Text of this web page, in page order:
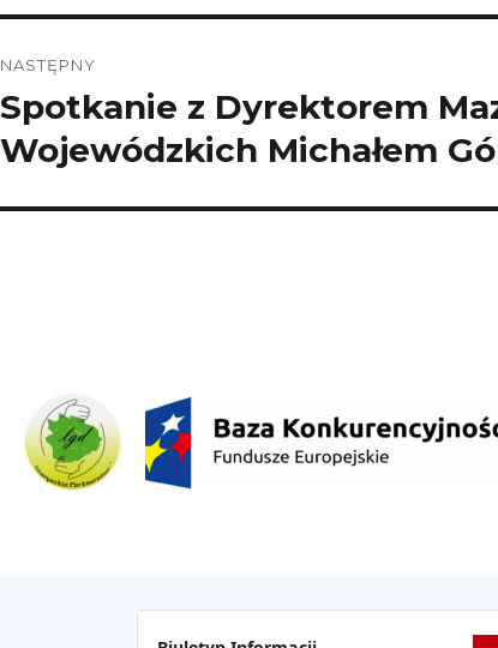
NASTĘPNY
Następny
wpis:
Spotkanie z Dyrektorem
Wojewódzkich Michałem